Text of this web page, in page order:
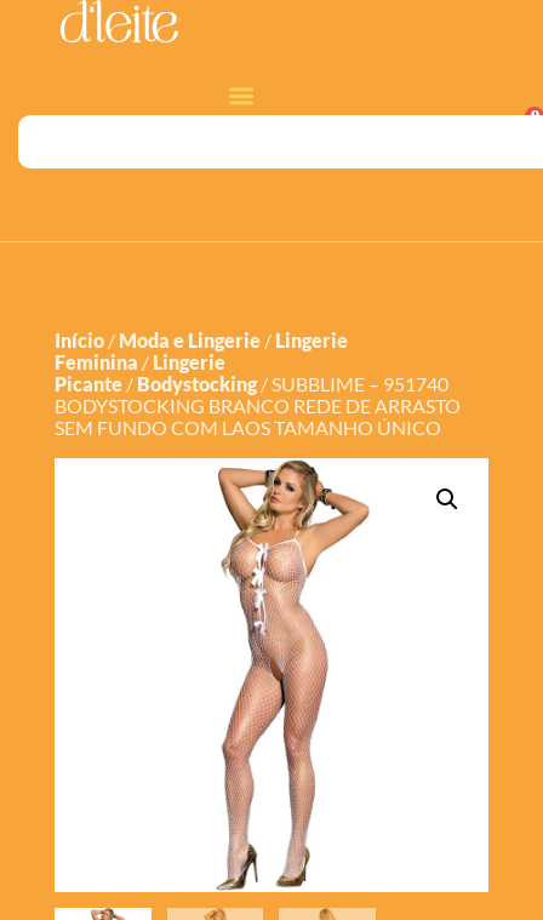
0
Início/ Moda e Lingerie/ Lingerie
Feminina / Lingerie
Picante/ Bodystocking/ SUBBLIME – 951740
BODYSTOCKING BRANCO REDE DE ARRASTO
SEM FUNDO COM LAOS TAMANHO ÚNICO